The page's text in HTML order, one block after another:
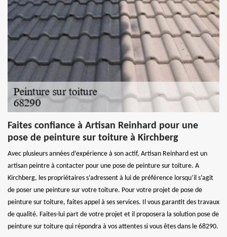
Faites confiance à Artisan Reinhard pour une
pose de peinture sur toiture à Kirchberg
Avec plusieurs années d’expérience à son actif, Artisan Reinhard est un
artisan peintre à contacter pour une pose de peinture sur toiture. A
Kirchberg, les propriétaires s’adressent à lui de préférence lorsqu’il s’agit
de poser une peinture sur votre toiture. Pour votre projet de pose de
peinture sur toiture, faites appel à ses services. Il vous garantit des travaux
de qualité. Faites-lui part de votre projet et il proposera la solution pose de
peinture sur toiture qui répondra à vos attentes si vous êtes dans le 68290.